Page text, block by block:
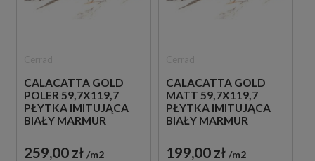
CALACATTA GOLD
POLER 59,7X119,7
PŁYTKA IMITUJĄCA
BIAŁY MARMUR
259,00 zł m2
CALACATTA GOLD
MATT 59,7X119,7
PŁYTKA IMITUJĄCA
BIAŁY MARMUR
199,00 zł m2